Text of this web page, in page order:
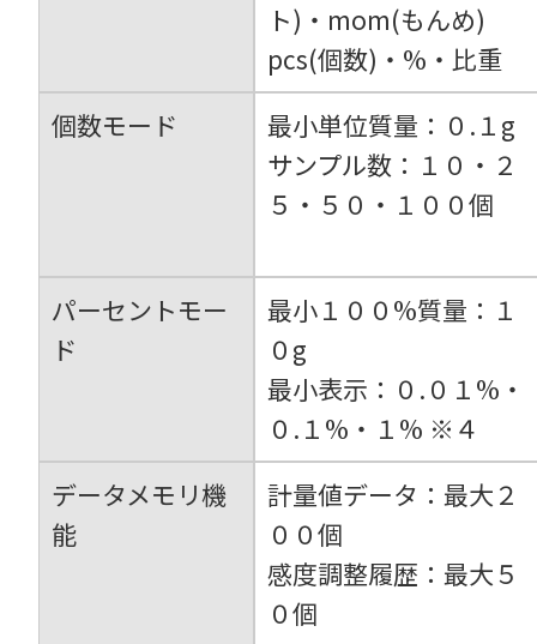
ト)・mom(もんめ)
pcs(個数)・%・比重
個数モード
最小単位質量：０.１g
サンプル数：１０・２
５・５０・１００個
パーセントモー
ド
最小１００%質量：１
０g
最小表示：０.０１%・
０.１%・１% ※４
データメモリ機
能
計量値データ：最大２
００個
感度調整履歴：最大５
０個